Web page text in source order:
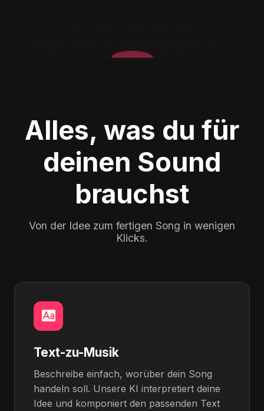
Alles, was du für
deinen Sound
brauchst
Von der Idee zum fertigen Song in wenigen
Klicks.
Text-zu-Musik
Beschreibe einfach, worüber dein Song
handeln soll. Unsere KI interpretiert deine
Idee und komponiert den passenden Text